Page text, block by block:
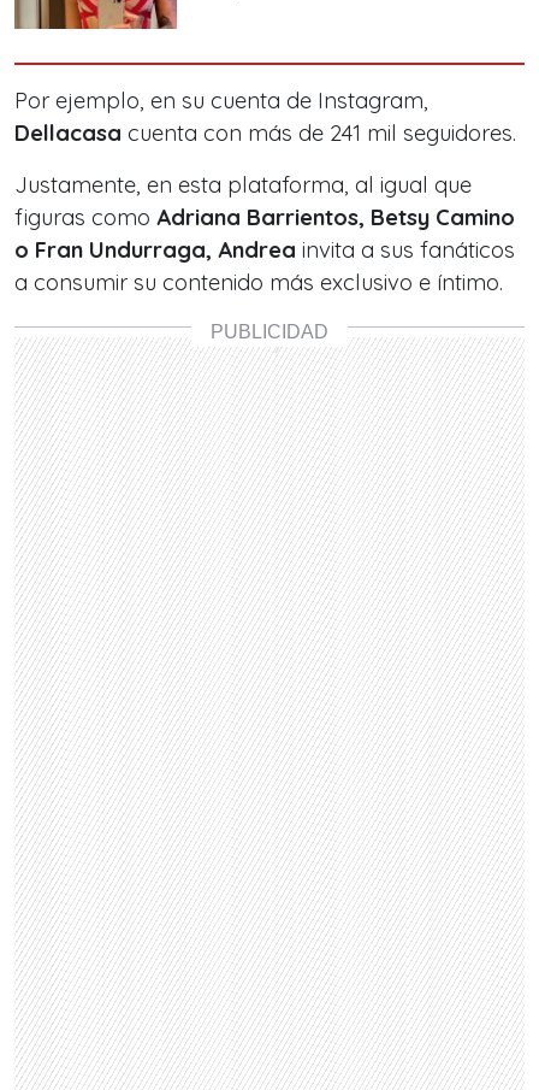
Por ejemplo, en su cuenta de Instagram,
Dellacasa cuenta con más de 241 mil seguidores.
Justamente, en esta plataforma, al igual que
figuras como Adriana Barrientos, Betsy Camino
o Fran Undurraga, Andrea invita a sus fanáticos
a consumir su contenido más exclusivo e íntimo.